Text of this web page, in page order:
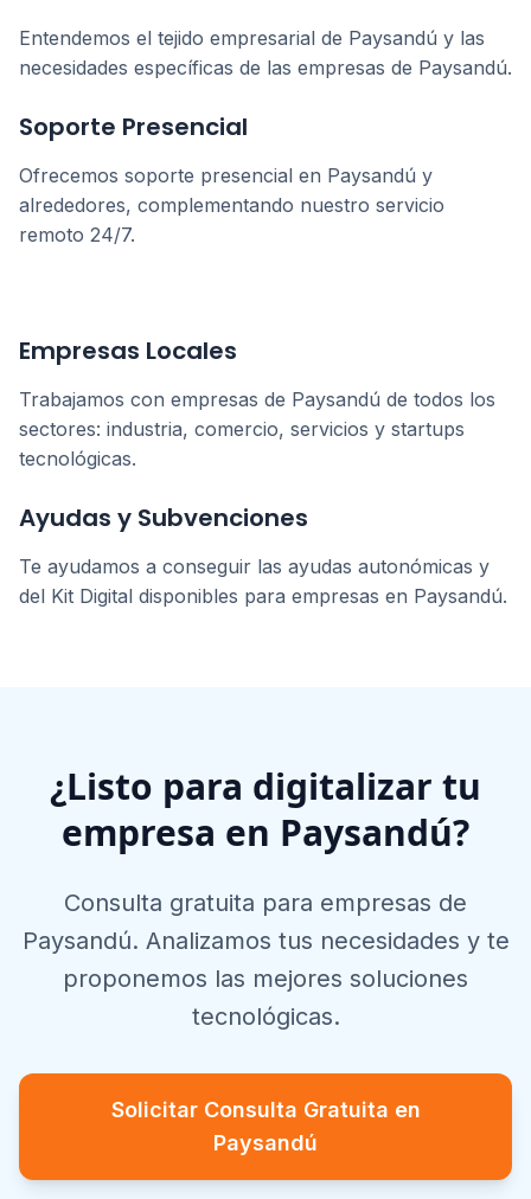
Entendemos el tejido empresarial de Paysandú y las
necesidades específicas de las empresas de Paysandú.
Soporte Presencial
Ofrecemos soporte presencial en Paysandú y
alrededores, complementando nuestro servicio
remoto 24/7.
Empresas Locales
Trabajamos con empresas de Paysandú de todos los
sectores: industria, comercio, servicios y startups
tecnológicas.
Ayudas y Subvenciones
Te ayudamos a conseguir las ayudas autonómicas y
del Kit Digital disponibles para empresas en Paysandú.
¿Listo para digitalizar tu
empresa en Paysandú?
Consulta gratuita para empresas de
Paysandú. Analizamos tus necesidades y te
proponemos las mejores soluciones
tecnológicas.
Solicitar Consulta Gratuita en
Paysandú